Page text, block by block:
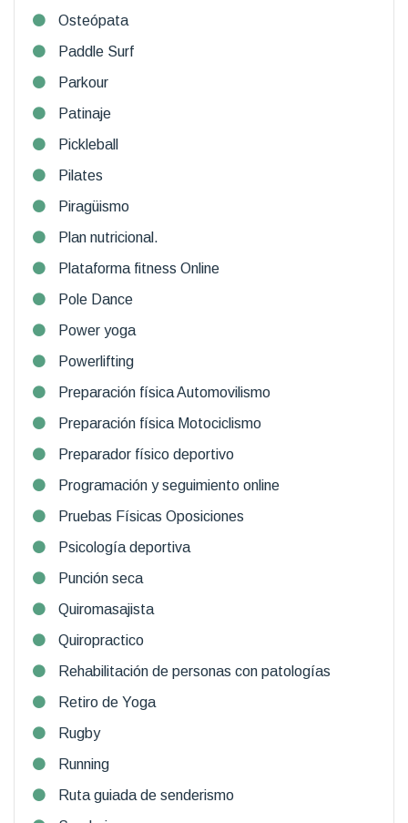
Osteópata
Paddle Surf
Parkour
Patinaje
Pickleball
Pilates
Piragüismo
Plan nutricional.
Plataforma fitness Online
Pole Dance
Power yoga
Powerlifting
Preparación física Automovilismo
Preparación física Motociclismo
Preparador físico deportivo
Programación y seguimiento online
Pruebas Físicas Oposiciones
Psicología deportiva
Punción seca
Quiromasajista
Quiropractico
Rehabilitación de personas con patologías
Retiro de Yoga
Rugby
Running
Ruta guiada de senderismo